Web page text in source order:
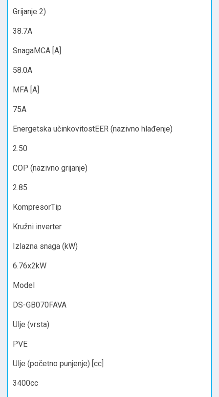
Grijanje 2)
38.7A
SnagaMCA [A]
58.0A
MFA [A]
75A
Energetska učinkovitostEER (nazivno hlađenje)
2.50
COP (nazivno grijanje)
2.85
KompresorTip
Kružni inverter
Izlazna snaga (kW)
6.76x2kW
Model
DS-GB070FAVA
Ulje (vrsta)
PVE
Ulje (početno punjenje) [cc]
3400cc